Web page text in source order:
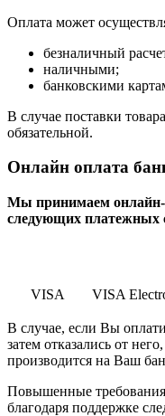
Оплата может
безналичный
наличными;
банковскими
В случае поставки
обязательной.
Онлайн оплата
Мы принимаем онлайн-
cледующих платежных
VISA VISA
В случае, если Вы
затем отказались от
производится на Ваш
Повышенные
благодаря поддержке